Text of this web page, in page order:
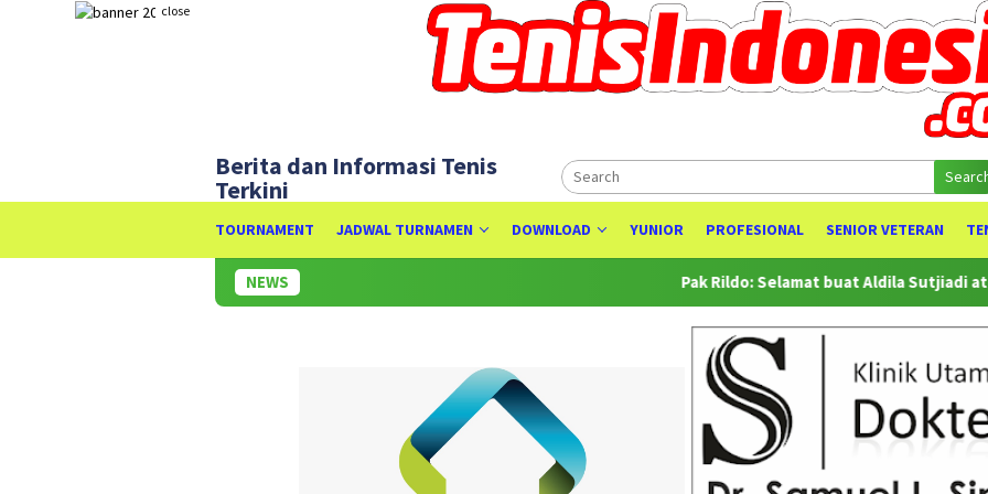
close
Berita dan Informasi Tenis
Terkini
TOURNAMENT JADWAL TURNAMEN DOWNLOAD YUNIOR PROFESIONAL SENIOR VETERAN
NEWS Pak Rildo: Selamat buat Aldila Sutjiadi atas Prestasinya